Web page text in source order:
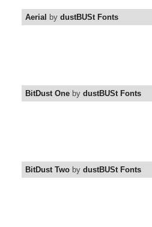
Aerial by dustBUSt Fonts
BitDust One by dustBUSt Fonts
BitDust Two by dustBUSt Fonts